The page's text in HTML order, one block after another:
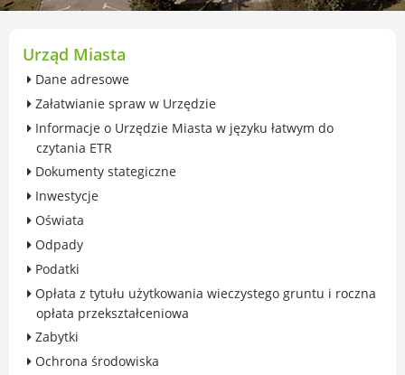
przekształceniowa
Ochrona środowiska
Edukacja ekologiczna
SZYKUJ SIĘ NA ZMIANY KLIMATU
Komunikacja miejska
Rolnictwo
Zwierzęta
Organizacje pozarządowe
Konsultacje społeczne i ewaluacje
Luboński Budżet Obywatelski
Urząd Miasta
Dane adresowe
Załatwianie spraw w Urzędzie
Informacje o Urzędzie Miasta w języku łatwym do
czytania ETR
Dokumenty stategiczne
Inwestycje
Oświata
Odpady
Podatki
Opłata z tytułu użytkowania wieczystego gruntu i roczna
opłata przekształceniowa
Zabytki
Ochrona środowiska